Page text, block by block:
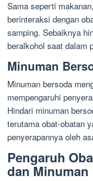
Sama seperti
berinteraksi dengan
samping. Sebaiknya
beralkohol saat dalam
Minuman
Minuman bersoda
mempengaruhi
Hindari minuman
terutama obat-obatan
penyerapannya oleh
Pengaruh
dan Minuman